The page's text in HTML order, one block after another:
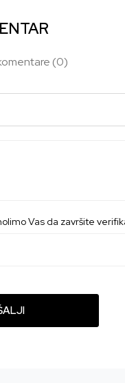
(0)
Vas da završite